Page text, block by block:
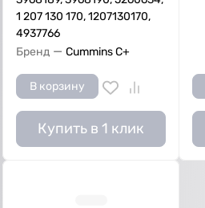
1 207 130 170, 1207130170,
4937766
Бренд — Cummins C+
В корзину
Купить в 1 клик